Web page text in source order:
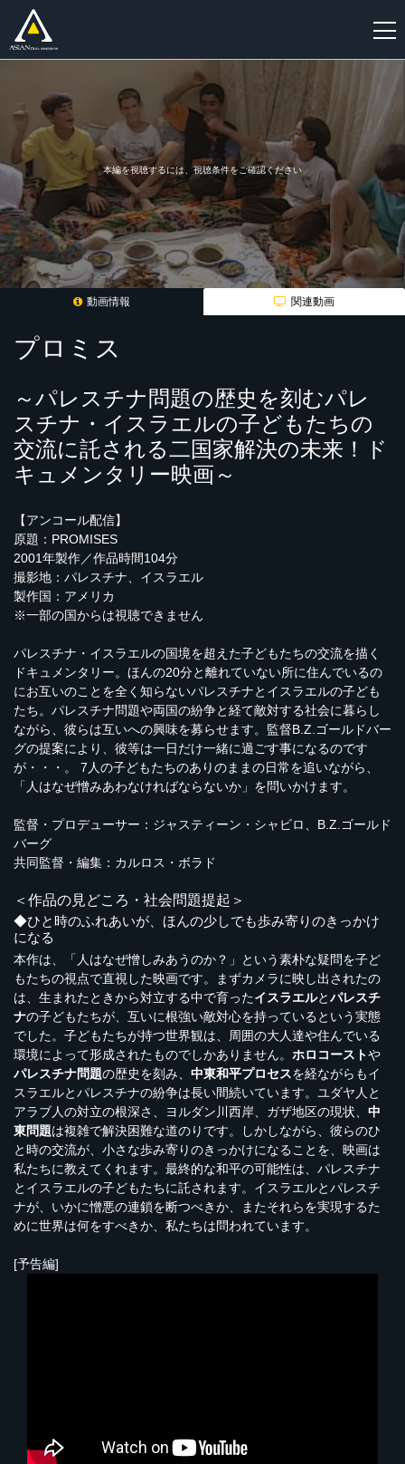
録
本編を視聴するには、視聴条件をご確認ください
動画情報 関連動画
プロミス
～パレスチナ問題の歴史を刻むパレ
スチナ・イスラエルの子どもたちの
交流に託される二国家解決の未来！ド
キュメンタリー映画～
【アンコール配信】
原題：PROMISES
2001年製作／作品時間104分
撮影地：パレスチナ、イスラエル
製作国：アメリカ
※一部の国からは視聴できません
パレスチナ・イスラエルの国境を超えた子どもたちの交流を描く
ドキュメンタリー。ほんの20分と離れていない所に住んでいるの
にお互いのことを全く知らないパレスチナとイスラエルの子ども
たち。パレスチナ問題や両国の紛争と経て敵対する社会に暮らし
ながら、彼らは互いへの興味を募らせます。監督B.Z.ゴールドバー
グの提案により、彼等は一日だけ一緒に過ごす事になるのです
が・・・。 7人の子どもたちのありのままの日常を追いながら、
「人はなぜ憎みあわなければならないか」を問いかけます。
監督・プロデューサー：ジャスティーン・シャビロ、B.Z.ゴールド
バーグ
共同監督・編集：カルロス・ボラド
＜作品の見どころ・社会問題提起＞
◆ひと時のふれあいが、ほんの少しでも歩み寄りのきっかけ
になる
本作は、「人はなぜ憎しみあうのか？」という素朴な疑問を子ど
もたちの視点で直視した映画です。まずカメラに映し出されたの
は、生まれたときから対立する中で育ったイスラエルとパレスチ
ナの子どもたちが、互いに根強い敵対心を持っているという実態
でした。子どもたちが持つ世界観は、周囲の大人達や住んでいる
環境によって形成されたものでしかありません。 ホロコーストや
パレスチナ問題の歴史を刻み、 中東和平プロセスを経ながらもイ
スラエルとパレスチナの紛争は長い間続いています。ユダヤ人と
アラブ人の対立の根深さ、ヨルダン川西岸、ガザ地区の現状、 中
東問題は複雑で解決困難な道のりです。しかしながら、彼らのひ
と時の交流が、小さな歩み寄りのきっかけになることを、映画は
私たちに教えてくれます。最終的な和平の可能性は、パレスチナ
とイスラエルの子どもたちに託されます。イスラエルとパレスチ
ナが、いかに憎悪の連鎖を断つべきか、またそれらを実現するた
めに世界は何をすべきか、私たちは問われています。
[予告編]